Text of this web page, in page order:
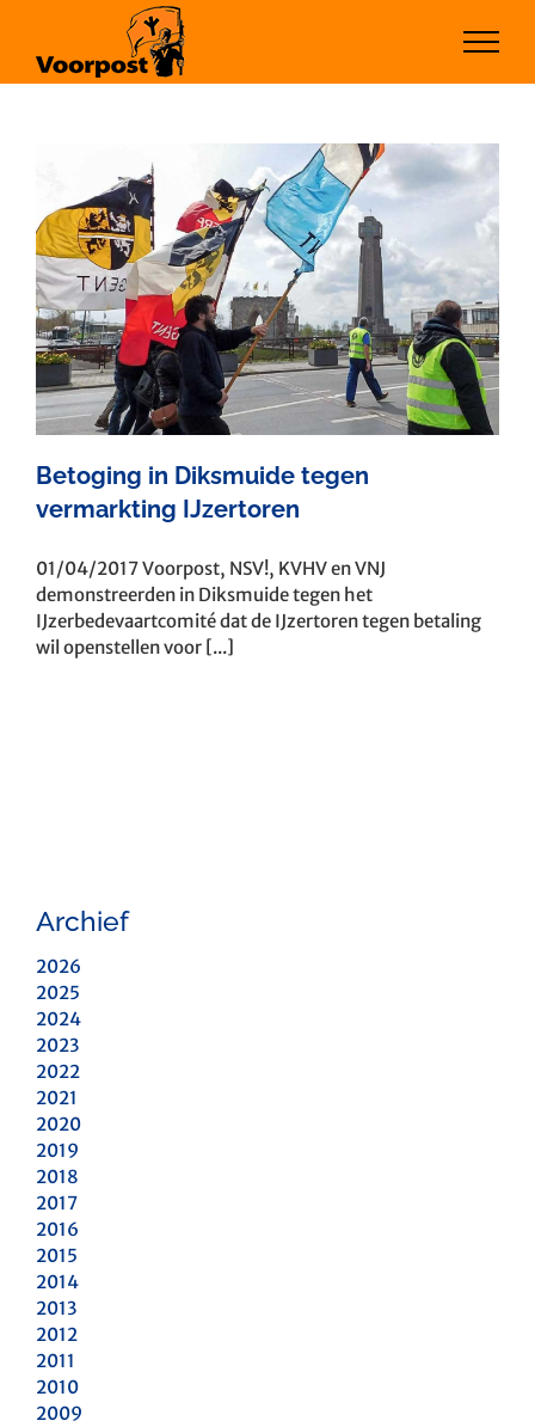
inhoud
Betoging in Diksmuide tegen
vermarkting IJzertoren
01/04/2017 Voorpost, NSV!, KVHV en VNJ
demonstreerden in Diksmuide tegen het
IJzerbedevaartcomité dat de IJzertoren tegen betaling
wil openstellen voor [...]
Archief
2026
2025
2024
2023
2022
2021
2020
2019
2018
2017
2016
2015
2014
2013
2012
2011
2010
2009